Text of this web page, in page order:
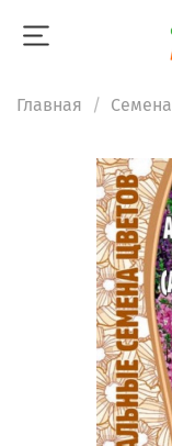
Главная Семена